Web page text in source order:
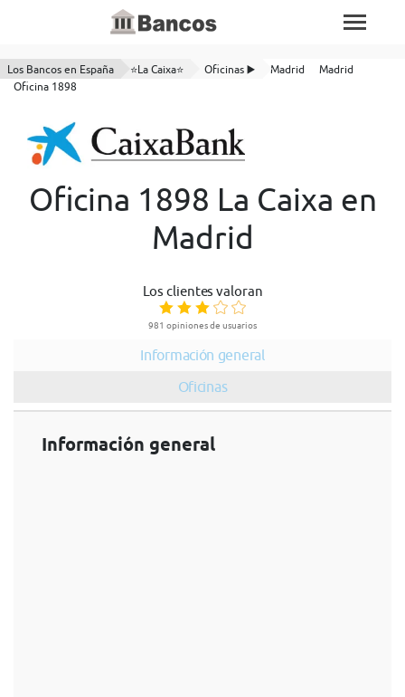
Los Bancos en España ⭐La Caixa⭐ Oficinas ▶️ Madrid
Madrid
Oficina 1898
Oficina 1898 La Caixa en
Madrid
Los clientes valoran
981 opiniones de usuarios
Información general
Oficinas
Información general